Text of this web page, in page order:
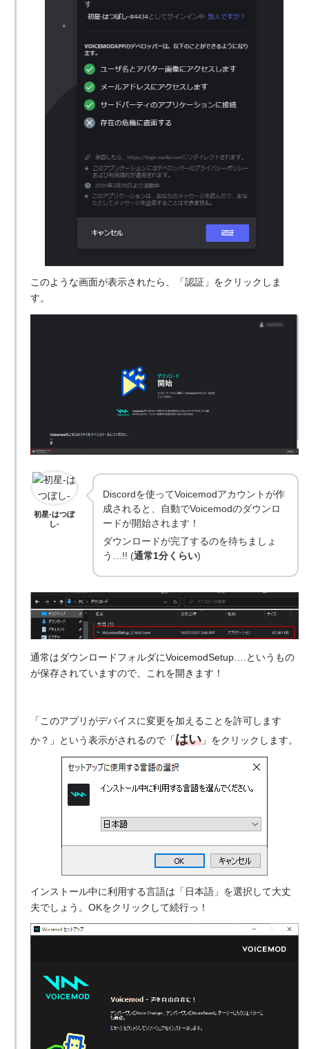
このような画面が表示されたら、「認証」をクリックしま
す。
初星-はつぼ
し-
Discordを使ってVoicemodアカウントが作
成されると、自動でVoicemodのダウンロ
ードが開始されます！
ダウンロードが完了するのを待ちましょ
う…!! (通常1分くらい)
通常はダウンロードフォルダにVoicemodSetup….というもの
が保存されていますので、これを開きます！
「このアプリがデバイスに変更を加えることを許可します
か？」という表示がされるので「はい」をクリックします。
インストール中に利用する言語は「日本語」を選択して大丈
夫でしょう。OKをクリックして続行っ！